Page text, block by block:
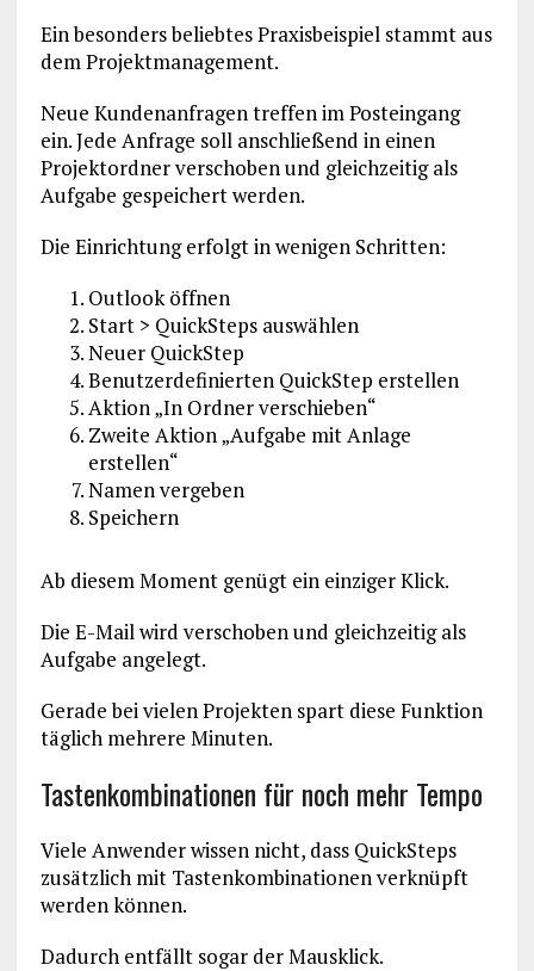
Ein besonders beliebtes Praxisbeispiel stammt aus
dem Projektmanagement.
Neue Kundenanfragen treffen im Posteingang
ein. Jede Anfrage soll anschließend in einen
Projektordner verschoben und gleichzeitig als
Aufgabe gespeichert werden.
Die Einrichtung erfolgt in wenigen Schritten:
Outlook öffnen
Start > QuickSteps auswählen
Neuer QuickStep
Benutzerdefinierten QuickStep erstellen
Aktion „In Ordner verschieben“
Zweite Aktion „Aufgabe mit Anlage
erstellen“
Namen vergeben
Speichern
Ab diesem Moment genügt ein einziger Klick.
Die E-Mail wird verschoben und gleichzeitig als
Aufgabe angelegt.
Gerade bei vielen Projekten spart diese Funktion
täglich mehrere Minuten.
Tastenkombinationen für noch mehr Tempo
Viele Anwender wissen nicht, dass QuickSteps
zusätzlich mit Tastenkombinationen verknüpft
werden können.
Dadurch entfällt sogar der Mausklick.